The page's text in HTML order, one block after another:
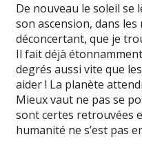
De nouveau le soleil se
son ascension, dans les
déconcertant, que je
Il fait déjà
degrés aussi vite que
aider ! La planète
Mieux vaut ne pas se
sont certes retrouvées
humanité ne s’est pas